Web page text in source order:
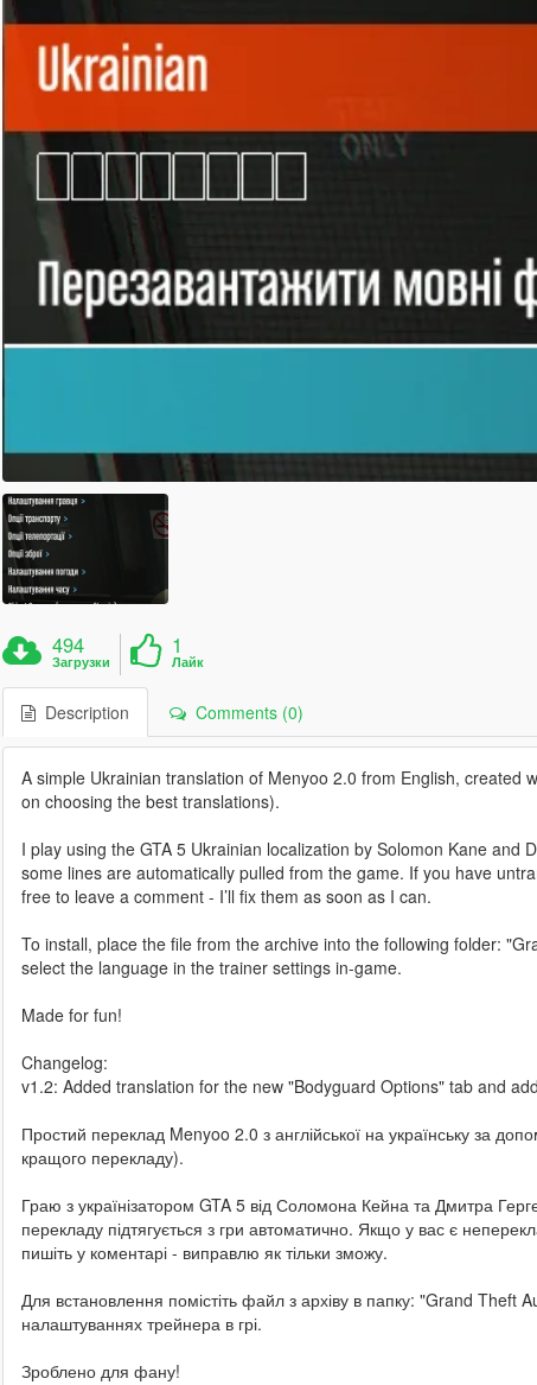
494
Загрузки
1
Лайк
Description Comments (0)
A simple Ukrainian translation of Menyoo 2.0 from English, created
on choosing the best translations).
I play using the GTA 5 Ukrainian localization by Solomon Kane
some lines are automatically pulled from the game. If you have
free to leave a comment - I’ll fix them as soon as I can.
To install, place the file from the archive into the following folder:
select the language in the trainer settings in-game.
Made for fun!
Changelog:
v1.2: Added translation for the new "Bodyguard Options" tab and
Простий переклад Menyoo 2.0 з англійської на українську за
кращого перекладу).
Граю з українізатором GTA 5 від Соломона Кейна та Дмитра
перекладу підтягується з гри автоматично. Якщо у вас є
пишіть у коментарі - виправлю як тільки зможу.
Для встановлення помістіть файл з архіву в папку: "Grand
налаштуваннях трейнера в грі.
Зроблено для фану!